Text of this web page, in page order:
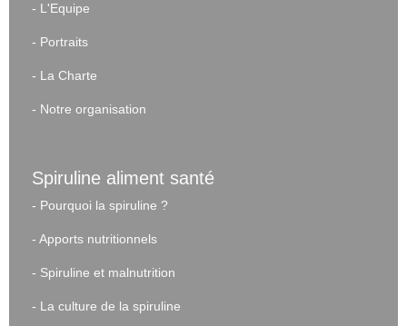
- L'Equipe
- Portraits
- La Charte
- Notre organisation
Spiruline aliment santé
- Pourquoi la spiruline ?
- Apports nutritionnels
- Spiruline et malnutrition
- La culture de la spiruline